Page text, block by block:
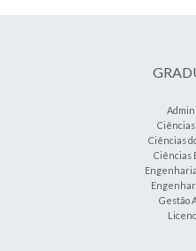
Ciências
Ciências
Ciências
Gestão